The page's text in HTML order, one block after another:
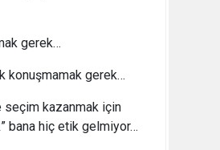
gerek…
konuşmamak gerek…
seçim kazanmak için
bana hiç etik gelmiyor…